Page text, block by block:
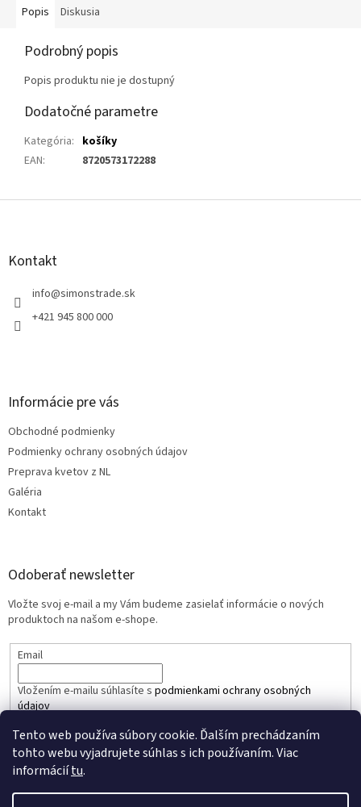
Tento web používa súbory cookie. Ďalším prechádzaním
tohto webu vyjadrujete súhlas s ich používaním. Viac
informáciítu.
Popis Diskusia
Podrobný popis
Popis produktu nie je dostupný
Dodatočné parametre
Kategória: košíky
EAN: 8720573172288
Z
Kontakt
info@simonstrade.sk
+421 945 800 000
Informácie pre vás
Obchodné podmienky
Podmienky ochrany osobných údajov
Preprava kvetov z NL
Galéria
Kontakt
Odoberať newsletter
Vložte svoj e-mail a my Vám budeme zasielať informácie o nových
produktoch na našom e-shope.
Email
Vložením e-mailu súhlasíte s podmienkami ochrany osobných
údajov
PRIHLÁSIŤ SA